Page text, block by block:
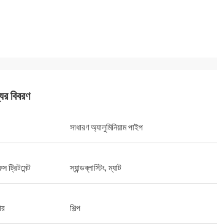
বিবরণ
সাধারণ অ্যালুমিনিয়াম পাইপ
ট্রিটমেন্ট স্যান্ডব্লাস্টিং, ম্যাট
শিল্প